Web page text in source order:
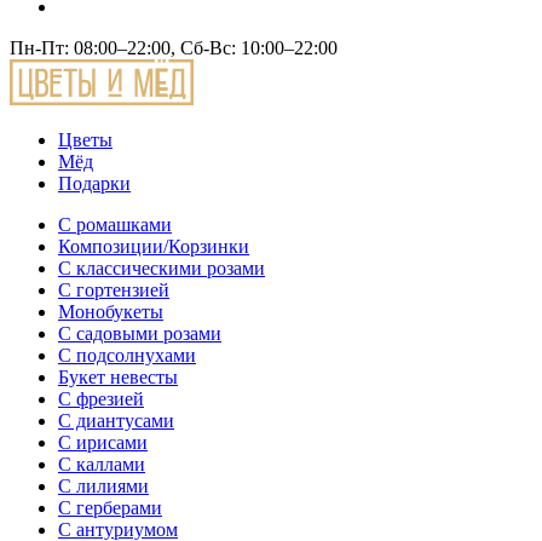
Пн-Пт: 08:00–22:00, Сб-Вс: 10:00–22:00
Цветы
Мёд
Подарки
С ромашками
Композиции/Корзинки
С классическими розами
С гортензией
Монобукеты
С садовыми розами
С подсолнухами
Букет невесты
С фрезией
С диантусами
С ирисами
С каллами
C лилиями
С герберами
С антуриумом